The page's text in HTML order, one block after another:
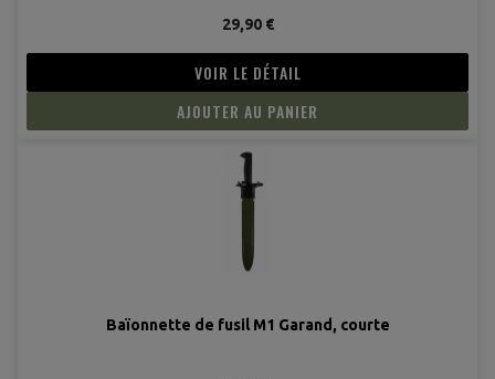
29,90 €
VOIR LE DÉTAIL
AJOUTER AU PANIER
Baïonnette de fusil M1 Garand, courte